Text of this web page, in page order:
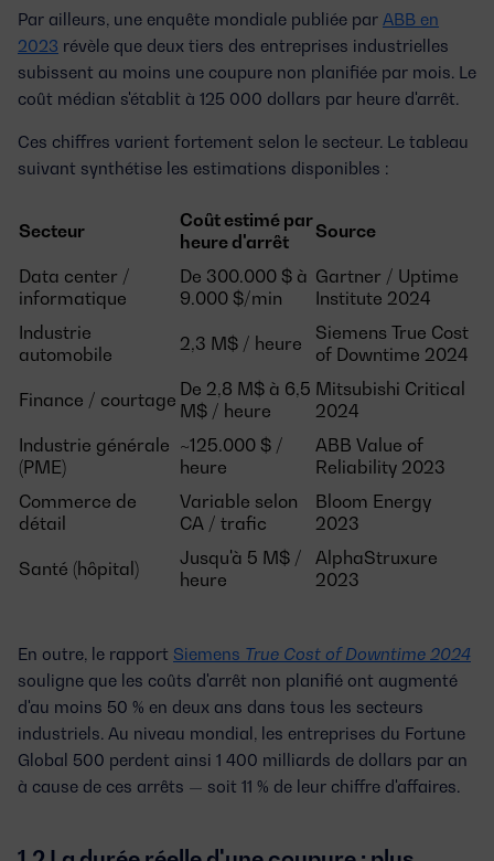
Par ailleurs, une enquête mondiale publiée par ABB en
2023 révèle que deux tiers des entreprises industrielles
subissent au moins une coupure non planifiée par mois. Le
coût médian s'établit à 125 000 dollars par heure d'arrêt.
Ces chiffres varient fortement selon le secteur. Le tableau
suivant synthétise les estimations disponibles :
Secteur
Coût estimé par
heure d'arrêt
Source
Data center /
informatique
De 300.000 $ à
9.000 $/min
Gartner / Uptime
Institute 2024
Industrie
automobile
2,3 M$ / heure
Siemens True Cost
of Downtime 2024
Finance / courtage De 2,8 M$ à 6,5
M$ / heure
Mitsubishi Critical
2024
Industrie générale
(PME)
~125.000 $ /
heure
ABB Value of
Reliability 2023
Commerce de
détail
Variable selon
CA / trafic
Bloom Energy
2023
Santé (hôpital)
Jusqu'à 5 M$ /
heure
AlphaStruxure
2023
En outre, le rapport Siemens True Cost of Downtime 2024
souligne que les coûts d'arrêt non planifié ont augmenté
d'au moins 50 % en deux ans dans tous les secteurs
industriels. Au niveau mondial, les entreprises du Fortune
Global 500 perdent ainsi 1 400 milliards de dollars par an
à cause de ces arrêts — soit 11 % de leur chiffre d'affaires.